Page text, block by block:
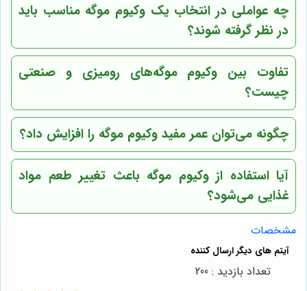
چه عواملی در انتخاب یک وکیوم موگه مناسب باید
در نظر گرفته شوند؟
تفاوت بین وکیوم موگه‌های رومیزی و صنعتی
چیست؟
چگونه می‌توان عمر مفید وکیوم موگه را افزایش داد؟
آیا استفاده از وکیوم موگه باعث تغییر طعم مواد
غذایی می‌شود؟
مشخصات
تعداد بازدید : 200